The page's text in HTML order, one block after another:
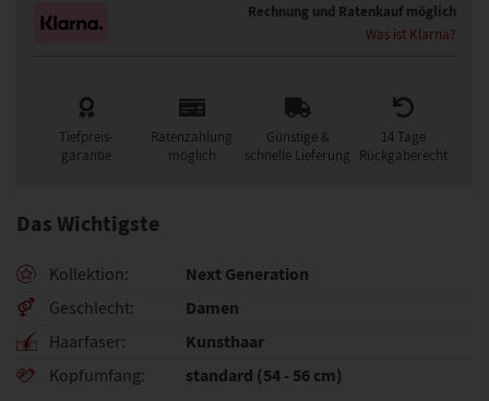
Rechnung und Ratenkauf möglich
Was ist Klarna?
Tiefpreis-
garantie
Ratenzahlung
möglich
Günstige &
schnelle Lieferung
14 Tage
Rückgaberecht
Das Wichtigste
Kollektion Next Generation
Geschlecht Damen
Haarfaser Kunsthaar
Kopfumfang standard (54 - 56 cm)